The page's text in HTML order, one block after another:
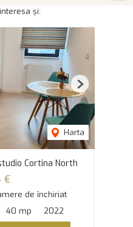
și:
Harta
Next
Cortina North
€
de închiriat
40 mp 2022